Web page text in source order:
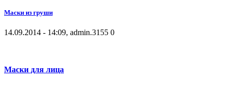
Маски из груши
14.09.2014 - 14:09, admin.3155 0
Маски для лица